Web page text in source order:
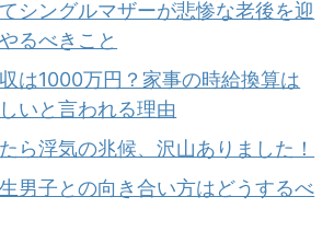
シングルマザーが悲惨な老後を迎
るべきこと
は1000万円？家事の時給換算は
いと言われる理由
ら浮気の兆候、沢山ありました！
男子との向き合い方はどうするべ